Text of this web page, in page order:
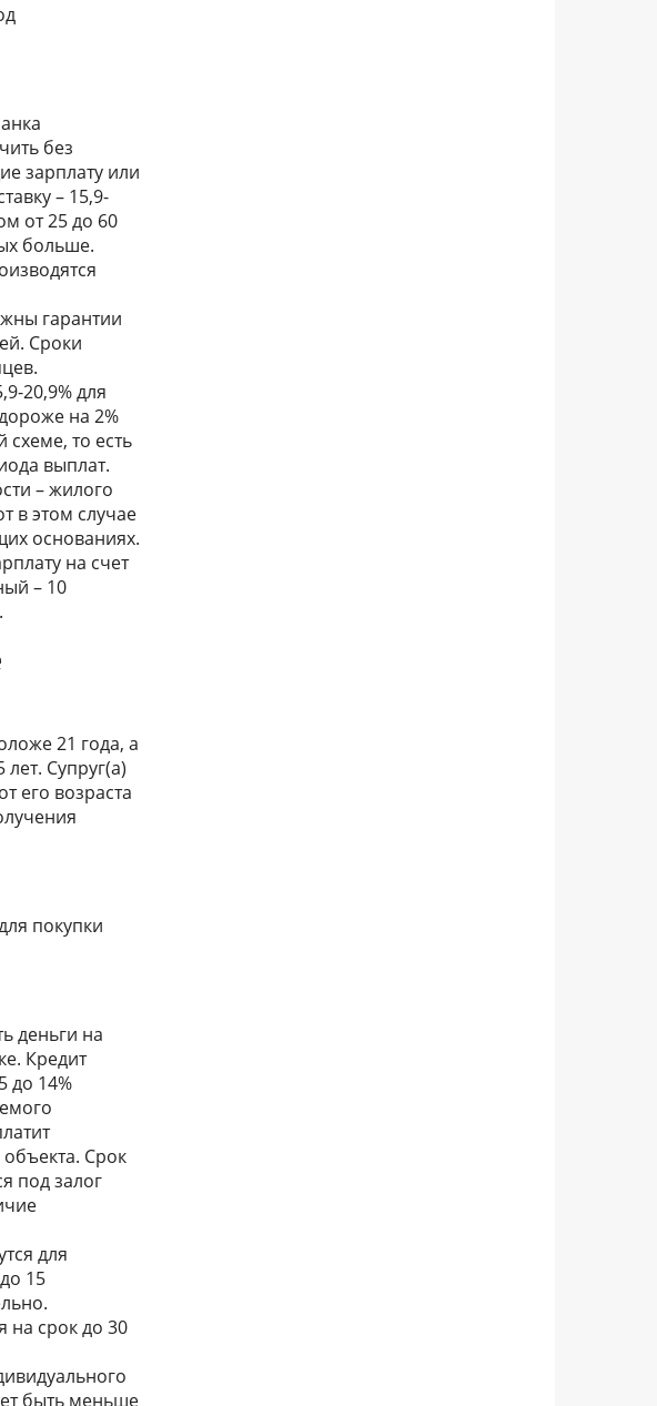
без
зарплату или
– 15,9-
от 25 до 60
больше.
гарантии
Сроки
20,9% для
на 2%
то есть
выплат.
– жилого
в этом случае
основаниях.
на счет
– 10
21 года, а
Супруг(а)
его возраста
покупки
деньги на
Кредит
до 14%
Срок
под залог
для
15
на срок до 30
быть меньше